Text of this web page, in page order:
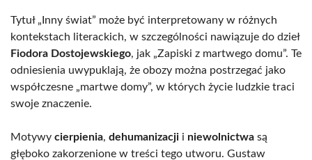
Tytuł „Inny świat” może być interpretowany w różnych
kontekstach literackich, w szczególności nawiązuje do dzieł
Fiodora Dostojewskiego, jak „Zapiski z martwego domu”. Te
odniesienia uwypuklają, że obozy można postrzegać jako
współczesne „martwe domy”, w których życie ludzkie traci
swoje znaczenie.
Motywy cierpienia, dehumanizacji i niewolnictwa są
głęboko zakorzenione w treści tego utworu. Gustaw